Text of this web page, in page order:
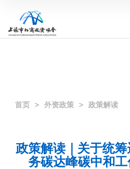
首页 外资政策 政策解读
政策解读｜关于统
务碳达峰碳中和